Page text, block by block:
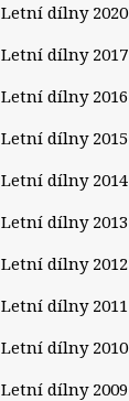
Letní dílny 2020
Letní dílny 2017
Letní dílny 2016
Letní dílny 2015
Letní dílny 2014
Letní dílny 2013
Letní dílny 2012
Letní dílny 2011
Letní dílny 2010
Letní dílny 2009